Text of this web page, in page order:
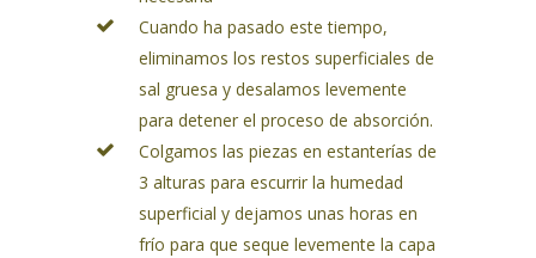
Cuando ha pasado este tiempo,
eliminamos los restos superficiales de
sal gruesa y desalamos levemente
para detener el proceso de absorción.
Colgamos las piezas en estanterías de
3 alturas para escurrir la humedad
superficial y dejamos unas horas en
frío para que seque levemente la capa